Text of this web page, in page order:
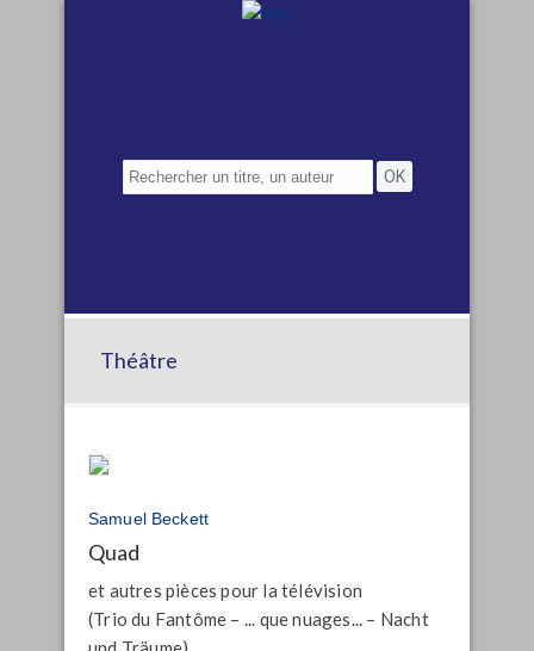
Théâtre
Samuel Beckett
Quad
et autres pièces pour la télévision
(Trio du Fantôme – ... que nuages... – Nacht